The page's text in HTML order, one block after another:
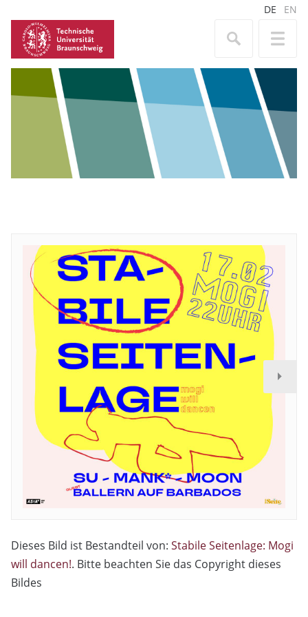
DE EN
Dieses Bild ist Bestandteil von: Stabile Seitenlage: Mogi
will dancen!. Bitte beachten Sie das Copyright dieses
Bildes